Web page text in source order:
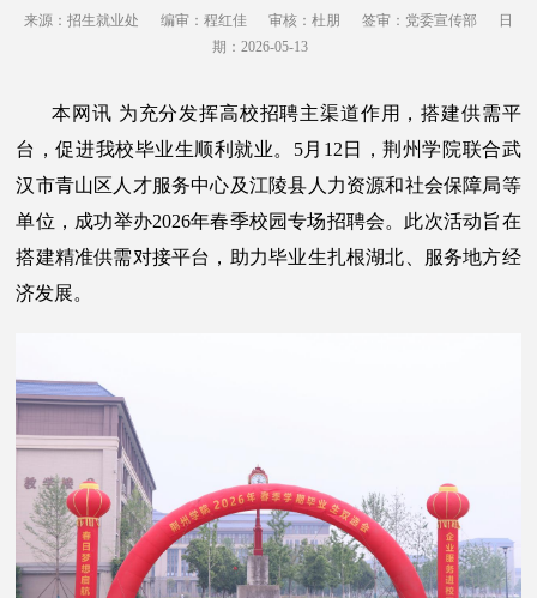
来源：招生就业处 编审：程红佳 审核：杜朋 签审：党委宣传部
日
期：2026-05-13
本网讯 为充分发挥高校招聘主渠道作用，搭建供需平
台，促进我校毕业生顺利就业。5月12日，荆州学院联合武
汉市青山区人才服务中心及江陵县人力资源和社会保障局等
单位，成功举办2026年春季校园专场招聘会。此次活动旨在
搭建精准供需对接平台，助力毕业生扎根湖北、服务地方经
济发展。